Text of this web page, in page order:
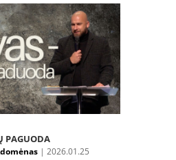
PAGUODA
| 2026.01.25